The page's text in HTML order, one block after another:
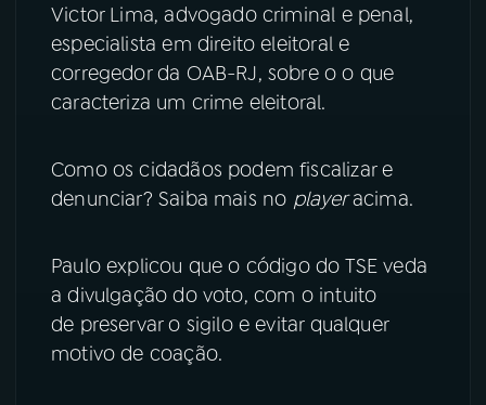
07ÚLTIMAS
ACOMPANHE A RÁDIO NACIONAL
Instagram X
TikTok
Victor Lima, advogado criminal e penal,
especialista em direito eleitoral e
corregedor da OAB-RJ, sobre o o que
caracteriza um crime eleitoral.
Como os cidadãos podem fiscalizar e
denunciar? Saiba mais no playeracima.
Paulo explicou que o código do TSE veda
a divulgação do voto, com o intuito
de preservar o sigilo e evitar qualquer
motivo de coação.